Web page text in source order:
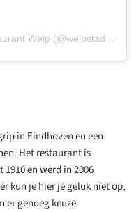
Een bericht gedeeld door Stadsrestaurant Welp (@welpstadsrestaurant)
in Eindhoven en een
Het restaurant is
en werd in 2006
kun je hier je geluk niet op,
er genoeg keuze.